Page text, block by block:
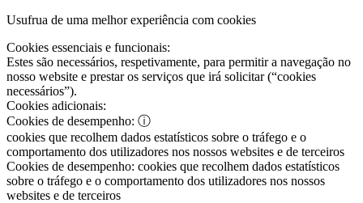
Usufrua de uma melhor experiência com cookies
Cookies essenciais e funcionais:
Estes são necessários, respetivamente, para permitir a navegação no
nosso website e prestar os serviços que irá solicitar (“cookies
necessários”).
Cookies adicionais:
Cookies de desempenho: ⓘ
cookies que recolhem dados estatísticos sobre o tráfego e o
comportamento dos utilizadores nos nossos websites e de terceiros
Cookies de desempenho: cookies que recolhem dados estatísticos
sobre o tráfego e o comportamento dos utilizadores nos nossos
websites e de terceiros